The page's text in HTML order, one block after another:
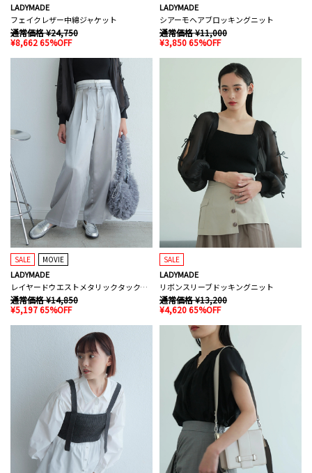
LADYMADE
フェイクレザー中綿ジャケット
通常価格 ¥24,750
¥8,662 65%OFF
LADYMADE
シアーモヘアブロッキングニット
通常価格 ¥11,000
¥3,850 65%OFF
SALE MOVIE
LADYMADE
レイヤードウエストメタリックタックパンツ
通常価格 ¥14,850
¥5,197 65%OFF
SALE
LADYMADE
リボンスリーブドッキングニット
通常価格 ¥13,200
¥4,620 65%OFF